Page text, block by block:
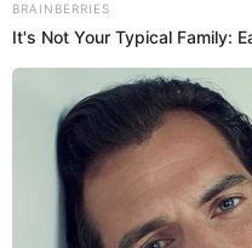
15 Oct 2022 | 12:59 h
Milagro de octubre:
tras recibir trasplante
El menor iba a recitar un
colegio y ahora lo hará ante la
frontis del centro pediátrico.